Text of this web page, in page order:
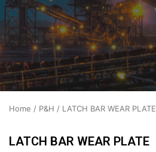
Home / P&H / LATCH BAR WEAR PLATE
LATCH BAR WEAR PLATE